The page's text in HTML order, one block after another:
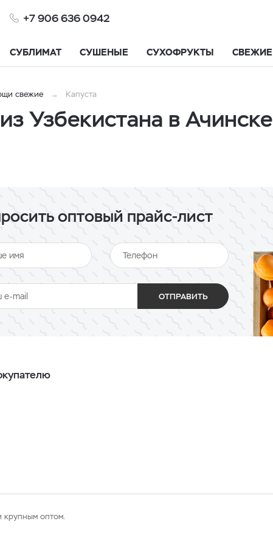
+7 906 636 0942
СУБЛИМАТ СУШЕНЫЕ СУХОФРУКТЫ СВЕЖИЕ
свежие Капуста
Узбекистана в Ачинске
оптовый прайс-лист
ОТПРАВИТЬ
крупным оптом.